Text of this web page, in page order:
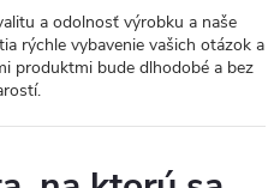
a odolnosť výrobku a naše
rýchle vybavenie vašich otázok a
produktmi bude dlhodobé a bez